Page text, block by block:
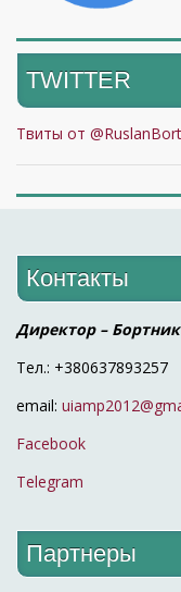
TWITTER
Твиты от
Контакты
Директор –
Тел.: +380637893257
email:
Facebook
Telegram
Партнеры